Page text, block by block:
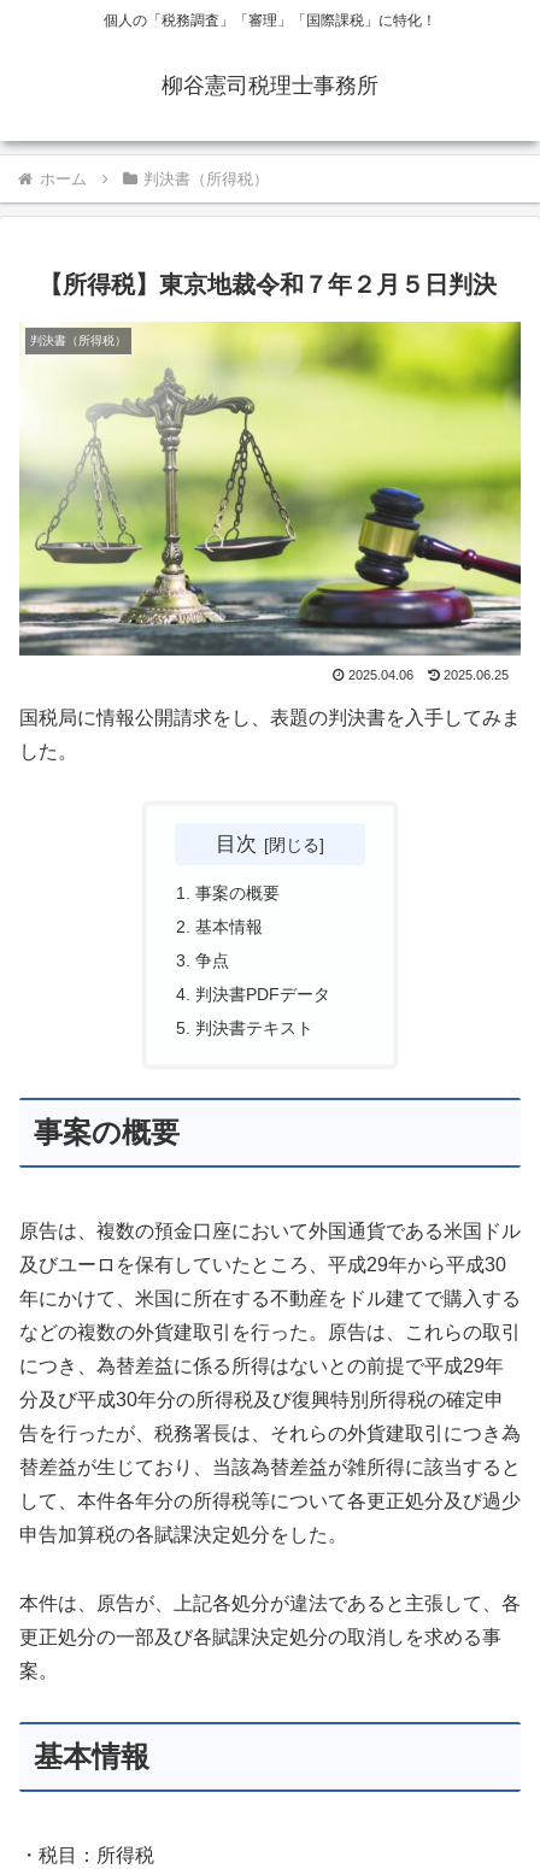
個人の「税務調査」「審理」「国際課税」に特化！
柳谷憲司税理士事務所
ホーム 判決書（所得税）
【所得税】東京地裁令和７年２月５日判決
判決書（所得税）
2025.04.06 2025.06.25
国税局に情報公開請求をし、表題の判決書を入手してみま
した。
目次
事案の概要
基本情報
争点
判決書PDFデータ
判決書テキスト
事案の概要
原告は、複数の預金口座において外国通貨である米国ドル
及びユーロを保有していたところ、平成29年から平成30
年にかけて、米国に所在する不動産をドル建てで購入する
などの複数の外貨建取引を行った。原告は、これらの取引
につき、為替差益に係る所得はないとの前提で平成29年
分及び平成30年分の所得税及び復興特別所得税の確定申
告を行ったが、税務署長は、それらの外貨建取引につき為
替差益が生じており、当該為替差益が雑所得に該当すると
して、本件各年分の所得税等について各更正処分及び過少
申告加算税の各賦課決定処分をした。
本件は、原告が、上記各処分が違法であると主張して、各
更正処分の一部及び各賦課決定処分の取消しを求める事
案。
基本情報
・税目：所得税